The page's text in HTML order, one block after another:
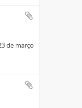
de março